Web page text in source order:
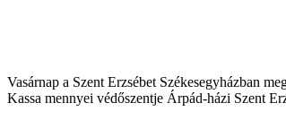
Vasárnap a Szent Erzsébet Székesegyházban
Kassa mennyei védőszentje Árpád-házi Szent